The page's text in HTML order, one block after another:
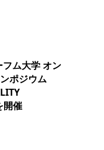
ム大学 オン
ポジウム
開催